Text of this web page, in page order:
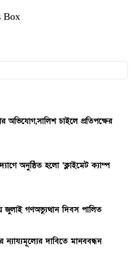
Box
অভিযোগ,সালিশ চাইলে প্রতিপক্ষের
অনুষ্ঠিত হলো ‘ক্লাইমেট ক্যাম্প
জুলাই গণঅভ্যুত্থান দিবস পালিত
দাবিতে মানববন্ধন